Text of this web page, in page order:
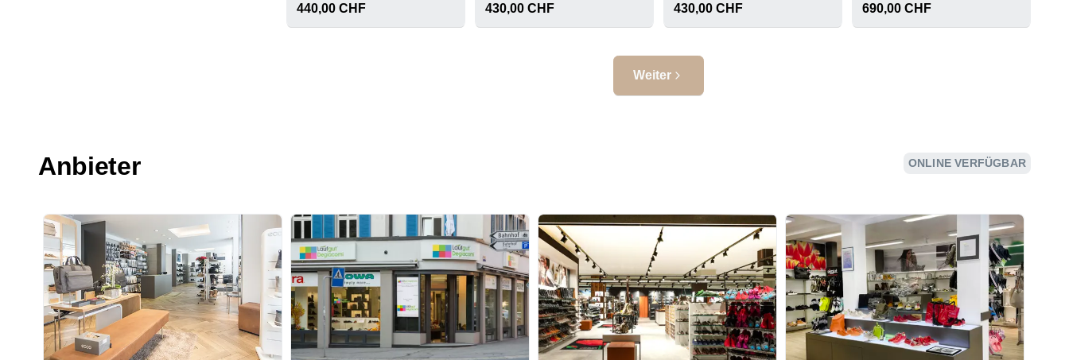
440,00 CHF 430,00 CHF 430,00 CHF 690,00 CHF
Weiter
Anbieter ONLINE VERFÜGBAR